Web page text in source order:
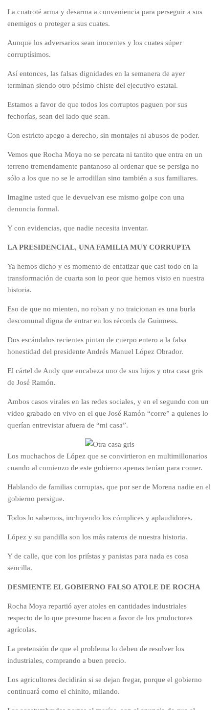
La cuatroté arma y desarma a conveniencia para perseguir a sus
enemigos o proteger a sus cuates.
Aunque los adversarios sean inocentes y los cuates súper
corruptísimos.
Así entonces, las falsas dignidades en la semanera de ayer
terminan siendo otro pésimo chiste del ejecutivo estatal.
Estamos a favor de que todos los corruptos paguen por sus
fechorías, sean del lado que sean.
Con estricto apego a derecho, sin montajes ni abusos de poder.
Vemos que Rocha Moya no se percata ni tantito que entra en un
terreno tremendamente pantanoso al ordenar que se persiga no
sólo a los que no se le arrodillan sino también a sus familiares.
Imagine usted que le devuelvan ese mismo golpe con una
denuncia formal.
Y con evidencias, que nadie necesita inventar.
LA PRESIDENCIAL, UNA FAMILIA MUY CORRUPTA
Ya hemos dicho y es momento de enfatizar que casi todo en la
transformación de cuarta son lo peor que hemos visto en nuestra
historia.
Eso de que no mienten, no roban y no traicionan es una burla
descomunal digna de entrar en los récords de Guinness.
Dos escándalos recientes pintan de cuerpo entero a la falsa
honestidad del presidente Andrés Manuel López Obrador.
El cártel de Andy que encabeza uno de sus hijos y otra casa gris
de José Ramón.
Ambos casos virales en las redes sociales, y en el segundo con un
video grabado en vivo en el que José Ramón “corre” a quienes lo
querían entrevistar afuera de “mi casa”.
Los muchachos de López que se convirtieron en multimillonarios
cuando al comienzo de este gobierno apenas tenían para comer.
Hablando de familias corruptas, que por ser de Morena nadie en el
gobierno persigue.
Todos lo sabemos, incluyendo los cómplices y aplaudidores.
López y su pandilla son los más rateros de nuestra historia.
Y de calle, que con los priístas y panistas para nada es cosa
sencilla.
DESMIENTE EL GOBIERNO FALSO ATOLE DE ROCHA
Rocha Moya repartió ayer atoles en cantidades industriales
respecto de lo que presume hacen a favor de los productores
agrícolas.
La pretensión de que el problema lo deben de resolver los
industriales, comprando a buen precio.
Los agricultores decidirán si se dejan fregar, porque el gobierno
continuará como el chinito, milando.